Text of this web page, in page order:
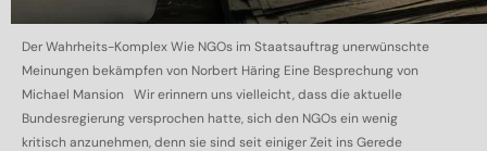
Der Wahrheits-Komplex Wie NGOs im Staatsauftrag unerwünschte
Meinungen bekämpfen von Norbert Häring Eine Besprechung von
Michael Mansion Wir erinnern uns vielleicht, dass die aktuelle
Bundesregierung versprochen hatte, sich den NGOs ein wenig
kritisch anzunehmen, denn sie sind seit einiger Zeit ins Gerede